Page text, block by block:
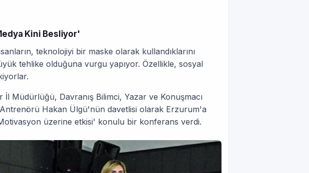
Kini Besliyor'
teknolojiyi bir maske olarak kullandıklarını
tehlike olduğuna vurgu yapıyor. Özellikle, sosyal
Müdürlüğü, Davranış Bilimci, Yazar ve Konuşmacı
Hakan Ülgü'nün davetlisi olarak Erzurum'a
üzerine etkisi' konulu bir konferans verdi.